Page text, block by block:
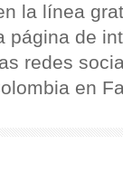
la línea
página de
redes
en